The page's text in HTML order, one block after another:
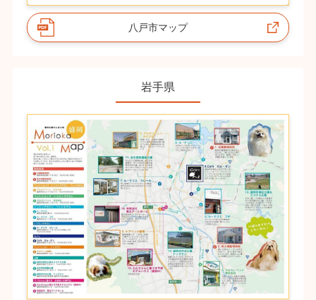
八戸市マップ
岩手県